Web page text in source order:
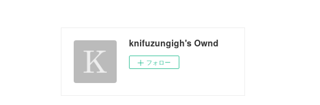
knifuzungigh's Ownd
フォロー